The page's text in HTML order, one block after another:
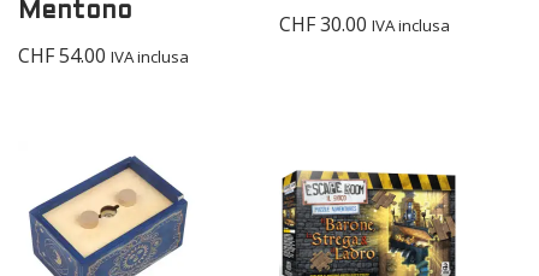
Mentono
CHF54.00 IVA inclusa
CHF30.00 IVA inclusa